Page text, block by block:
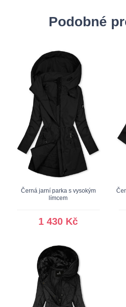
Podobné
Černá jarní parka s vysokým
límcem
1 430 Kč